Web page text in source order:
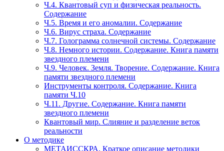
Ч.4. Квантовый суп и физическая реальность.
Содержание
Ч.5. Время и его аномалии. Содержание
Ч.6. Вирус страха. Содержание
Ч.7. Голограмма солнечной системы. Содержание
Ч.8. Немного истории. Содержание. Книга памяти
звездного племени
Ч.9. Человек. Земля. Творение. Содержание. Книга
памяти звездного племени
Инструменты контроля. Содержание. Книга
памяти Ч.10
Ч.11. Другие. Содержание. Книга памяти
звездного племени
Квантовый мир. Слияние и разделение веток
реальности
О методике
МЕТАИССКРА. Краткое описание методики